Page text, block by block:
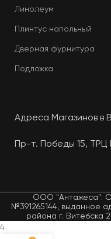
Линолеум
Плинтус напольный
Дверная фурнитура
Подложка
Адреса Магазинов в
Пр-т. Победы 15,
ООО "Антажеса".
№391265144, выданное
района г. Витебска
4